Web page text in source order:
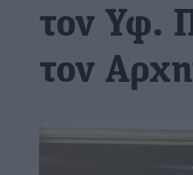
τον Υφ.
τον